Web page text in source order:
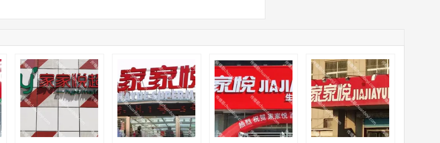
10:41:47 139****8472 联系了该媒体所在商家
02:28:16 183****1249 联系了该媒体所在商家
05:13:40
159****9700 联系了该媒体所在商家
08:52:47 155****6115 联系了该媒体所在商家
03:27:46 181****7631 联系了该媒体所在商家
03:18:49 173****0620 联系了该媒体所在商家
156****3374
联系了该媒体所在商家
03:42:33 158****0746 联系了该媒体所在商家